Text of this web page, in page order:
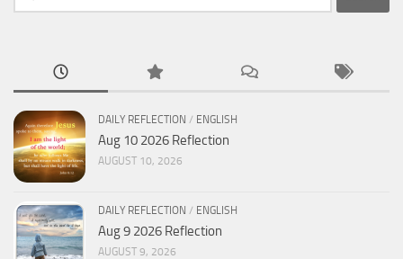
for:
DAILY REFLECTION / ENGLISH
Aug 10 2026 Reflection
AUGUST 10, 2026
DAILY REFLECTION / ENGLISH
Aug 9 2026 Reflection
AUGUST 9, 2026